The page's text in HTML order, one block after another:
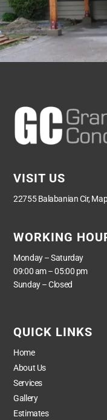
VISIT US
22755 Balabanian Cir,
WORKING
Monday – Saturday
09:00 am – 05:00 pm
Sunday – Closed
QUICK LINKS
Home
About Us
Services
Gallery
Estimates